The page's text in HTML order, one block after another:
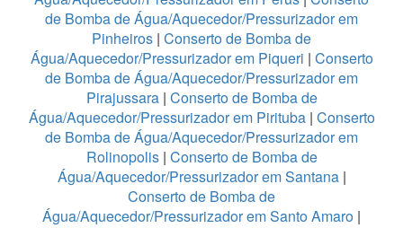
de Bomba de Água/Aquecedor/Pressurizador em
Pinheiros | Conserto de Bomba de
Água/Aquecedor/Pressurizador em Piqueri | Conserto
de Bomba de Água/Aquecedor/Pressurizador em
Pirajussara| Conserto de Bomba de
Água/Aquecedor/Pressurizador em Pirituba| Conserto
de Bomba de Água/Aquecedor/Pressurizador em
Rolinopolis| Conserto de Bomba de
Água/Aquecedor/Pressurizador em Santana|
Conserto de Bomba de
Água/Aquecedor/Pressurizador em Santo Amaro |